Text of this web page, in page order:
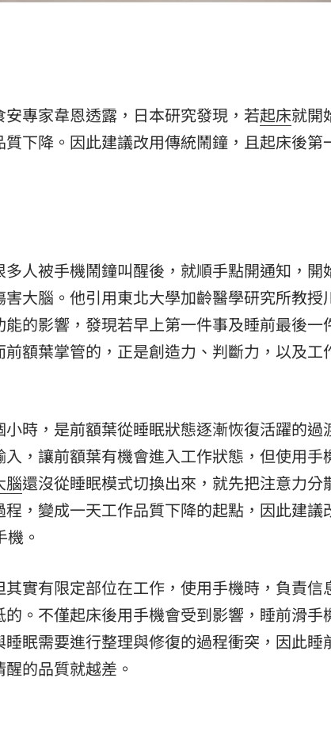
安專家韋恩透露，日本研究發現，若起床就開
下降。因此建議改用傳統鬧鐘，且起床後第
多人被手機鬧鐘叫醒後，就順手點開通知，開
大腦。他引用東北大學加齡醫學研究所教授
的影響，發現若早上第一件事及睡前最後一
額葉掌管的，正是創造力、判斷力，以及工
時，是前額葉從睡眠狀態逐漸恢復活躍的過
，讓前額葉有機會進入工作狀態，但使用手
腦還沒從睡眠模式切換出來，就先把注意力分
，變成一天工作品質下降的起點，因此建議
。
實有限定部位在工作，使用手機時，負責信
。不僅起床後用手機會受到影響，睡前滑手
眠需要進行整理與修復的過程衝突，因此睡
的品質就越差。